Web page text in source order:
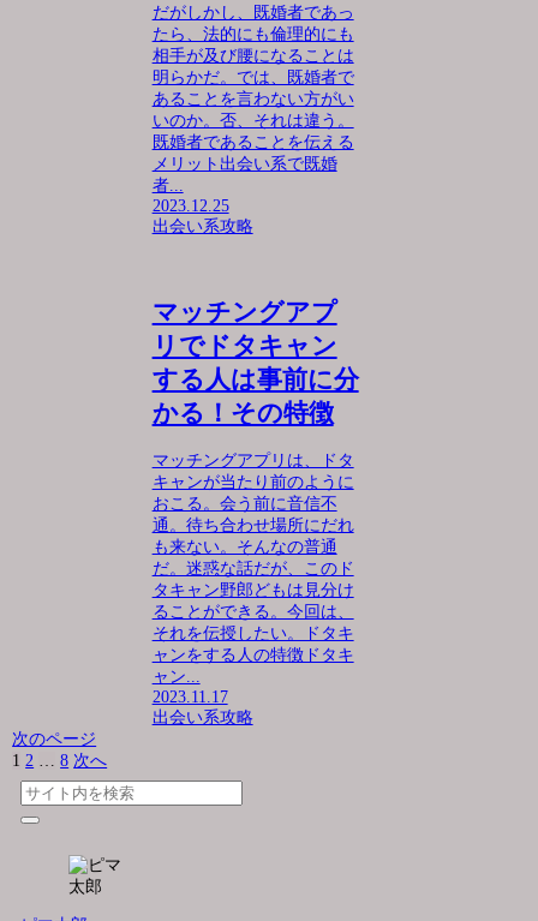
だがしかし、既婚者であっ
たら、法的にも倫理的にも
相手が及び腰になることは
明らかだ。では、既婚者で
あることを言わない方がい
いのか。否、それは違う。
既婚者であることを伝える
メリット出会い系で既婚
者...
2023.12.25
出会い系攻略
マッチングアプ
リでドタキャン
する人は事前に分
かる！その特徴
マッチングアプリは、ドタ
キャンが当たり前のように
おこる。会う前に音信不
通。待ち合わせ場所にだれ
も来ない。そんなの普通
だ。迷惑な話だが、このド
タキャン野郎どもは見分け
ることができる。今回は、
それを伝授したい。ドタキ
ャンをする人の特徴ドタキ
ャン...
2023.11.17
出会い系攻略
次のページ
1 2 … 8 次へ